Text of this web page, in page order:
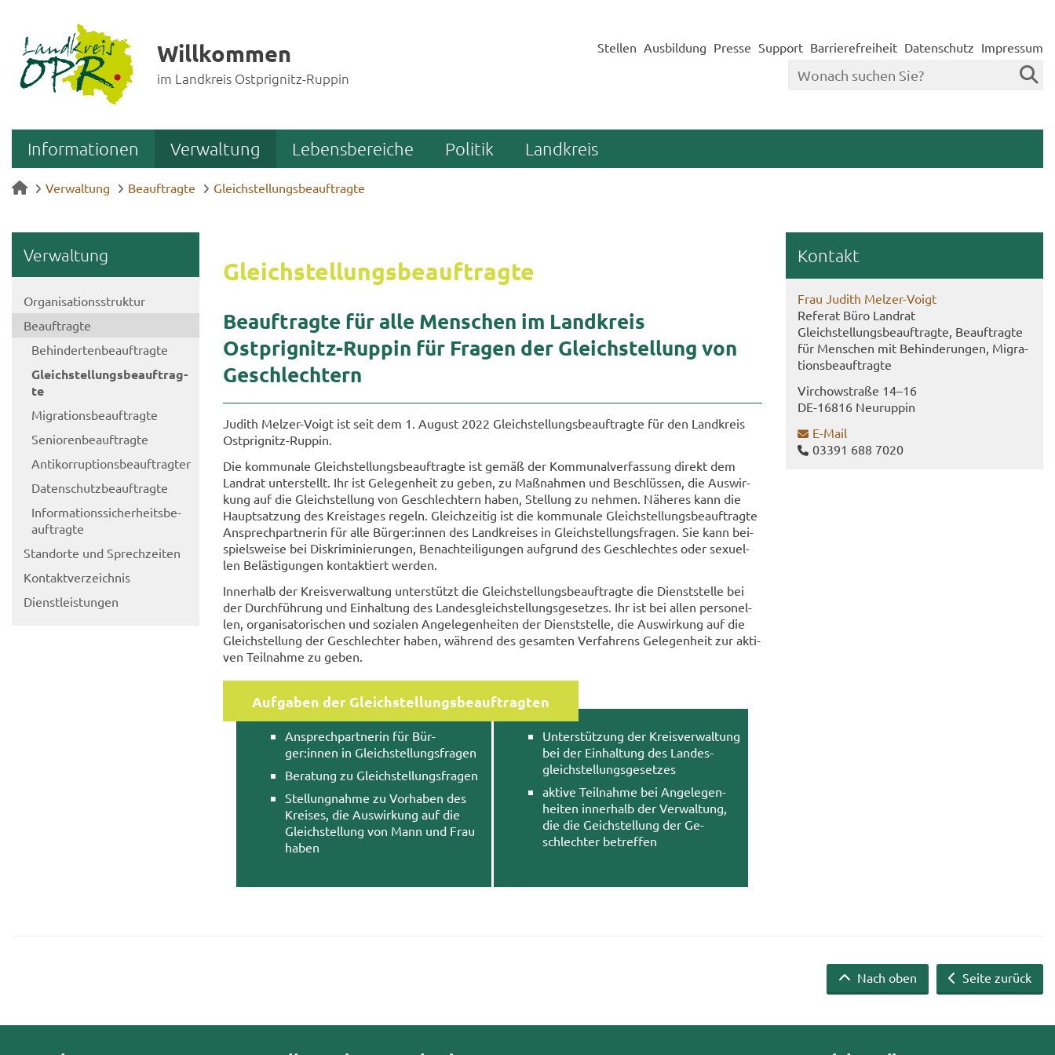
Willkommen
im Landkreis Ostprignitz-Ruppin
Stellen Ausbildung Presse Support Barrierefreiheit Datenschutz Impressum
Informationen Verwaltung Lebensbereiche Politik Landkreis
Verwaltung Beauftragte Gleichstellungsbeauftragte
Ver­wal­tung
Or­ga­ni­sa­ti­ons­struk­tur
Be­auf­trag­te
Be­hin­der­ten­be­auf­trag­te
Gleich­stel­lungs­be­auf­trag­
te
Mi­gra­ti­ons­be­auf­trag­te
Se­nio­ren­be­auf­trag­te
An­ti­kor­rup­ti­ons­be­auf­trag­ter
Da­ten­schutz­be­auf­trag­te
In­for­ma­ti­ons­si­cher­heits­be­
auf­trag­te
Stand­or­te und Sprech­zei­ten
Kon­takt­ver­zeich­nis
Dienst­leis­tun­gen
Gleich­stel­lungs­be­auf­trag­te
Be­auf­trag­te für alle Men­schen im Land­kreis
Ostprignitz-​Ruppin für Fra­gen der Gleich­stel­lung von
Ge­schlech­tern
Ju­dith Melzer-​Voigt ist seit dem 1. Au­gust 2022 Gleich­stel­lungs­be­auf­trag­te für den Land­kreis
Ostprignitz-​Ruppin.
Die kom­mu­na­le Gleich­stel­lungs­be­auf­trag­te ist gemäß der Kom­mu­nal­ver­fas­sung di­rekt dem
Land­rat un­ter­stellt. Ihr ist Ge­le­gen­heit zu geben, zu Maß­nah­men und Be­schlüs­sen, die Aus­wir­
kung auf die Gleich­stel­lung von Ge­schlech­tern haben, Stel­lung zu neh­men. Nä­he­res kann die
Haupt­sat­zung des Kreis­ta­ges re­geln. Gleich­zei­tig ist die kom­mu­na­le Gleich­stel­lungs­be­auf­trag­te
An­sprech­part­ne­rin für alle Bür­ger:innen des Land­krei­ses in Gleich­stel­lungs­fra­gen. Sie kann bei­
spiels­wei­se bei Dis­kri­mi­nie­run­gen, Be­nach­tei­li­gun­gen auf­grund des Ge­schlech­tes oder se­xu­el­
len Be­läs­ti­gun­gen kon­tak­tiert wer­den.
In­ner­halb der Kreis­ver­wal­tung un­ter­stützt die Gleich­stel­lungs­be­auf­trag­te die Dienst­stel­le bei
der Durch­füh­rung und Ein­hal­tung des Lan­des­gleich­stel­lungs­ge­set­zes. Ihr ist bei allen per­so­nel­
len, or­ga­ni­sa­to­ri­schen und so­zia­len An­ge­le­gen­hei­ten der Dienst­stel­le, die Aus­wir­kung auf die
Gleich­stel­lung der Ge­schlech­ter haben, wäh­rend des ge­sam­ten Ver­fah­rens Ge­le­gen­heit zur ak­ti­
ven Teil­nah­me zu geben.
Auf­ga­ben der Gleich­stel­lungs­be­auf­trag­ten
An­sprech­part­ne­rin für Bür­
ger:innen in Gleich­stel­lungs­fra­gen
Be­ra­tung zu Gleich­stel­lungs­fra­gen
Stel­lung­nah­me zu Vor­ha­ben des
Krei­ses, die Aus­wir­kung auf die
Gleich­stel­lung von Mann und Frau
haben
Un­ter­stüt­zung der Kreis­ver­wal­tung
bei der Ein­hal­tung des Lan­des­
gleich­stel­lungs­ge­set­zes
ak­ti­ve Teil­nah­me bei An­ge­le­gen­
hei­ten in­ner­halb der Ver­wal­tung,
die die Geich­stel­lung der Ge­
schlech­ter be­tref­fen
Kon­takt
Frau Ju­dith Melzer-​Voigt
Re­fe­rat Büro Land­rat
Gleich­stel­lungs­be­auf­trag­te, Be­auf­trag­te
für Men­schen mit Be­hin­de­run­gen, Mi­gra­
ti­ons­be­auf­trag­te
Virch­ow­stra­ße 14–16
DE-​16816 Neu­rup­pin
E-​Mail
03391 688 7020
Seite zurück
Nach oben